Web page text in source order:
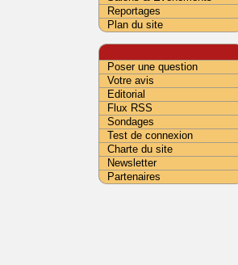
Reportages
Plan du site
Poser une question
Votre avis
Editorial
Flux RSS
Sondages
Test de connexion
Charte du site
Newsletter
Partenaires